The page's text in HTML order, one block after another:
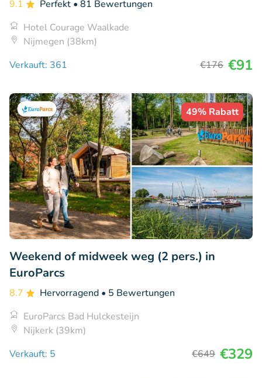
9.1 Perfekt • 81 Bewertungen
Hotel Courage Waalkade
Nijmegen (38km)
Verkauft: 361
€176 €91
49% Rabatt
Weekend of midweek weg (2 pers.) in
EuroParcs
8.7 Hervorragend • 5 Bewertungen
EuroParcs Bad Hulckesteijn
Nijkerk (39km)
Verkauft: 5
€649 €329